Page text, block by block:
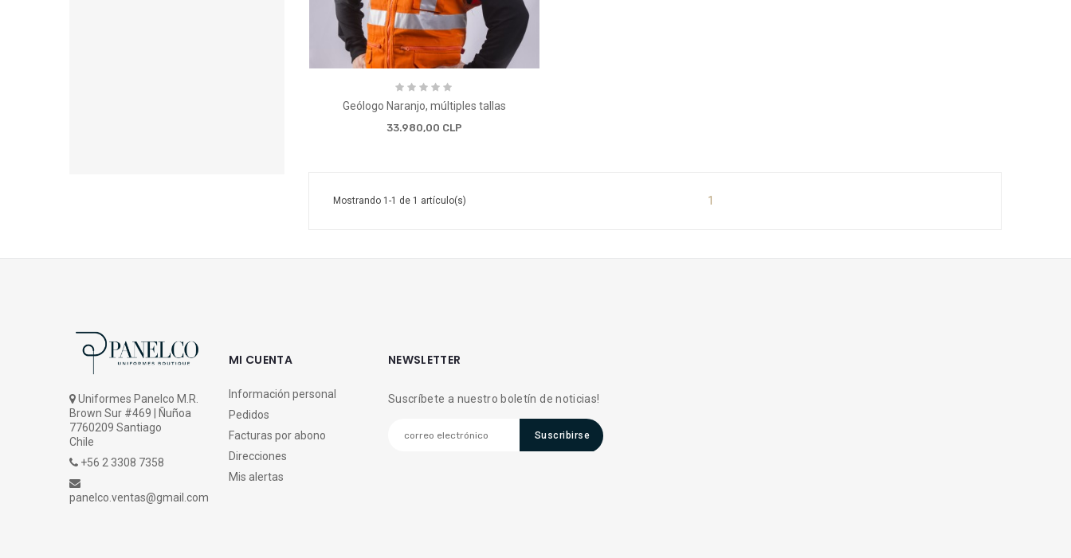
Geólogo Naranjo, múltiples tallas
33.980,00 CLP
Mostrando 1-1 de 1 artículo(s) 1
Uniformes Panelco M.R.
Brown Sur #469 | Ñuñoa
7760209 Santiago
Chile
+56 2 3308 7358
panelco.ventas@gmail.com
MI CUENTA
Información personal
Pedidos
Facturas por abono
Direcciones
Mis alertas
NEWSLETTER
Suscríbete a nuestro boletín de noticias!
Suscribirse